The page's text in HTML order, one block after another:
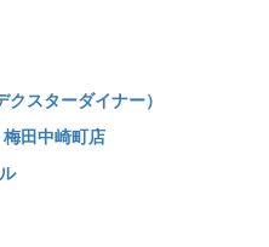
スターダイナー）
梅田中崎町店